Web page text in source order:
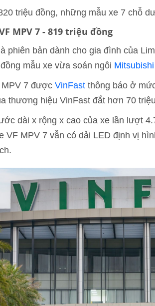
triệu đồng, những mẫu xe 7 chỗ
MPV 7 - 819 triệu đồng
phiên bản dành cho gia đình của
mẫu xe vừa soán ngôi
MPV 7 được VinFast thông báo ở
thương hiệu VinFast đắt hơn 70
dài x rộng x cao của xe lần lượt
VF MPV 7 vẫn có dải LED định vị